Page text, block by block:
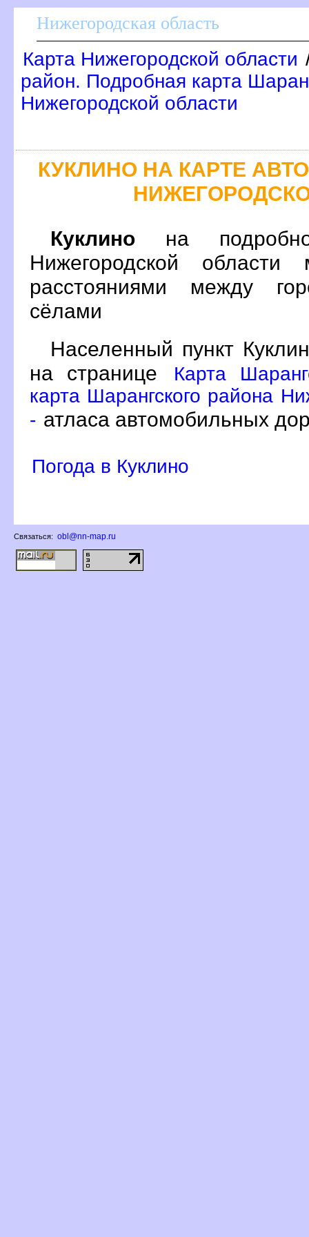
Нижегородская область
Карта Нижегородской области
район. Подробная карта
Нижегородской области
КУКЛИНО НА КАРТЕ
Куклино на
Нижегородской
расстояниями между
сёлами
Населенный пункт
на странице
Карта
карта Шарангского района
- атласа автомобильных
Погода в Куклино
Связаться: obl@nn-map.ru